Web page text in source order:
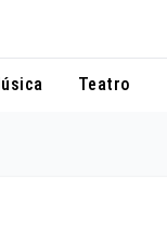
Teatro